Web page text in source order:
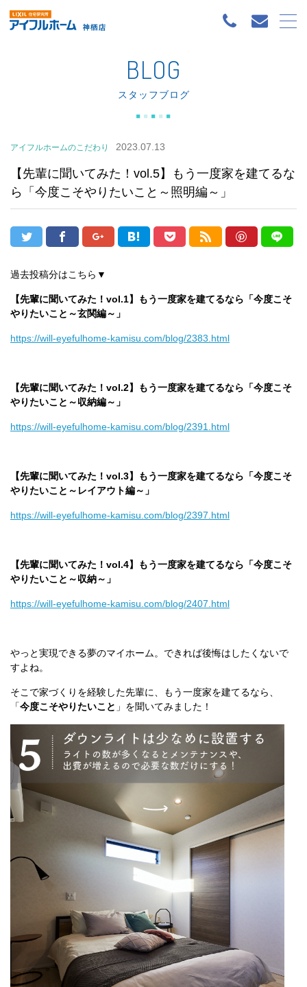
BLOG
スタッフブログ
アイフルホームのこだわり 2023.07.13
【先輩に聞いてみた！vol.5】もう一度家を建てるな
ら「今度こそやりたいこと～照明編～」
過去投稿分はこちら▼
【先輩に聞いてみた！vol.1】もう一度家を建てるなら「今度こそ
やりたいこと～玄関編～」
https://will-eyefulhome-kamisu.com/blog/2383.html
【先輩に聞いてみた！vol.2】もう一度家を建てるなら「今度こそ
やりたいこと～収納編～」
https://will-eyefulhome-kamisu.com/blog/2391.html
【先輩に聞いてみた！vol.3】もう一度家を建てるなら「今度こそ
やりたいこと～レイアウト編～」
https://will-eyefulhome-kamisu.com/blog/2397.html
【先輩に聞いてみた！vol.4】もう一度家を建てるなら「今度こそ
やりたいこと～収納～」
https://will-eyefulhome-kamisu.com/blog/2407.html
やっと実現できる夢のマイホーム。できれば後悔はしたくないで
すよね。
そこで家づくりを経験した先輩に、もう一度家を建てるなら、
「今度こそやりたいこと 」を聞いてみました！